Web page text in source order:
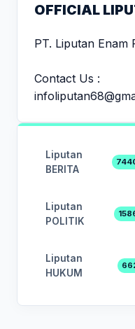
OFFICIAL
PT. Liputan Enam
Contact Us :
Liputan
BERITA
Liputan
POLITIK
Liputan
HUKUM